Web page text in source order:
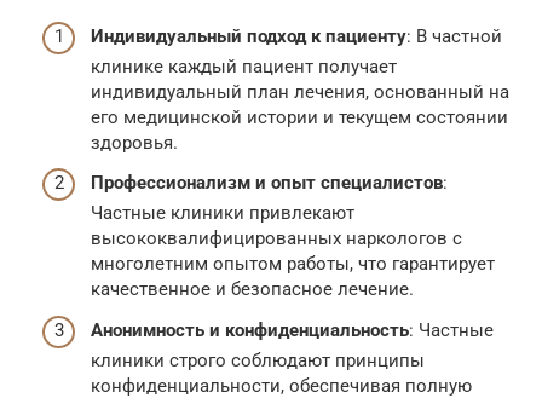
Индивидуальный подход к пациенту: В частной
клинике каждый пациент получает
индивидуальный план лечения, основанный на
его медицинской истории и текущем состоянии
здоровья.
Профессионализм и опыт специалистов:
Частные клиники привлекают
высококвалифицированных наркологов с
многолетним опытом работы, что гарантирует
качественное и безопасное лечение.
Анонимность и конфиденциальность: Частные
клиники строго соблюдают принципы
конфиденциальности, обеспечивая полную